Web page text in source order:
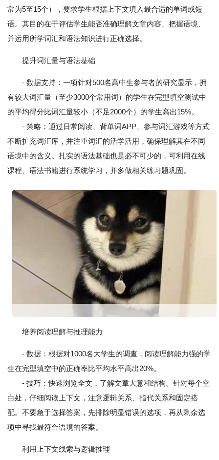
常为5至15个），要求学生根据上下文填入最合适的单词或短
语。其目的在于评估学生能否准确理解文章内容、把握语境、
并运用所学词汇和语法知识进行正确选择。
提升词汇量与语法基础
- 数据支持：一项针对500名高中生参与者的研究显示，拥
有较大词汇量（至少3000个常用词）的学生在完型填空测试中
的平均得分比词汇量较小（不足2000个）的学生高出15%。
- 策略：通过日常阅读、背单词APP、参与词汇游戏等方式
不断扩充词汇库，并注重词汇的活学活用，确保理解其在不同
语境中的含义。扎实的语法基础也是必不可少的，可利用在线
课程、语法书籍进行系统学习，并多做相关练习题巩固。
培养阅读理解与推理能力
- 数据：根据对1000名大学生的调查，阅读理解能力强的学
生在完型填空中的正确率比平均水平高出20%。
- 技巧：快速浏览全文，了解文章大意和结构。针对每个空
白处，仔细阅读上下文，注意逻辑关系、指代关系和固定搭
配。不要急于选择答案，先排除明显错误的选项，再从剩余选
项中寻找最符合语境的答案。
利用上下文线索与逻辑推理